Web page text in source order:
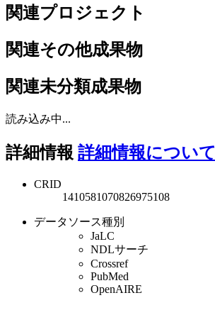
関連プロジェクト
関連その他成果物
関連未分類成果物
読み込み中...
詳細情報 詳細情報について
CRID
1410581070826975108
データソース種別
JaLC
NDLサーチ
Crossref
PubMed
OpenAIRE